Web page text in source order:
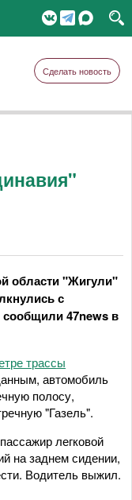
Сделать новость
области "Жигули"
с
47news в
трассы
автомобиль
полосу,
"Газель".
легковой
на заднем сидении,
Водитель выжил.